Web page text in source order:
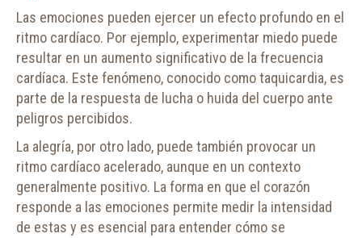
Las emociones pueden ejercer un efecto profundo en el
ritmo cardíaco. Por ejemplo, experimentar miedo puede
resultar en un aumento significativo de la frecuencia
cardíaca. Este fenómeno, conocido como taquicardia, es
parte de la respuesta de lucha o huida del cuerpo ante
peligros percibidos.
La alegría, por otro lado, puede también provocar un
ritmo cardíaco acelerado, aunque en un contexto
generalmente positivo. La forma en que el corazón
responde a las emociones permite medir la intensidad
de estas y es esencial para entender cómo se